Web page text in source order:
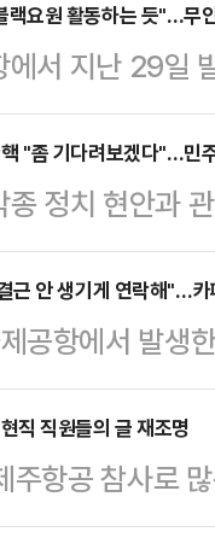
진국 체면이
다. 그러나 그
이재명의 민주
날만 하루빨
인터넷판에 대
…
랙요원 활동하는 듯"…무
서 지난 29일
등에서 각
등에는 '무속', '
무속인과 무속
않다"는 등의
있었다. 일부
자가 보였다며
"좀 기다려보겠다"…민
정치 현안과
을 향한 압박을
다. 무안국제공
고, 우선순위가
르면 민주당은
겠다'던 '최후
달리, 최상목
주당은…
근 안 생기게 연락해"…
공항에서 발생
명이 세상을 떠
안 생기게 메시
스(X·옛 트위
. 이게 지금
직 직원들의 글 재조명
주항공 참사로
장인 익명 사